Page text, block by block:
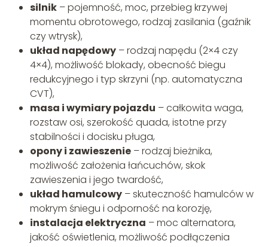
silnik– pojemność, moc, przebieg krzywej
momentu obrotowego, rodzaj zasilania (gaźnik
czy wtrysk),
układ napędowy– rodzaj napędu (2×4 czy
4×4), możliwość blokady, obecność biegu
redukcyjnego i typ skrzyni (np. automatyczna
CVT),
masa i wymiary pojazdu – całkowita waga,
rozstaw osi, szerokość quada, istotne przy
stabilności i docisku pługa,
opony i zawieszenie– rodzaj bieżnika,
możliwość założenia łańcuchów, skok
zawieszenia i jego twardość,
układ hamulcowy– skuteczność hamulców w
mokrym śniegu i odporność na korozję,
instalacja elektryczna – moc alternatora,
jakość oświetlenia, możliwość podłączenia